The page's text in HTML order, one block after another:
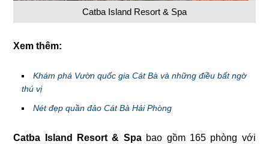
Catba Island Resort & Spa
Xem thêm:
Khám phá Vườn quốc gia Cát Bà và những điều bất ngờ
thú vị
Nét đẹp quần đảo Cát Bà Hải Phòng
Catba Island Resort & Spabao gồm 165 phòng với